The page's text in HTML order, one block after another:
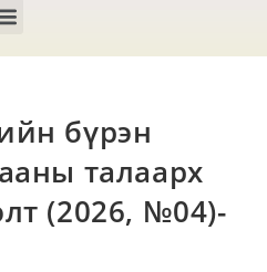
бүрэн
талаарх
(2026, №04)-